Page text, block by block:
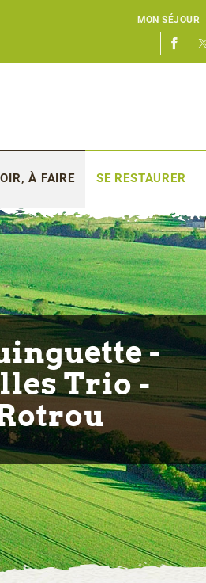
MON SÉJOUR
À FAIRE SE RESTAURER
-
Trio -